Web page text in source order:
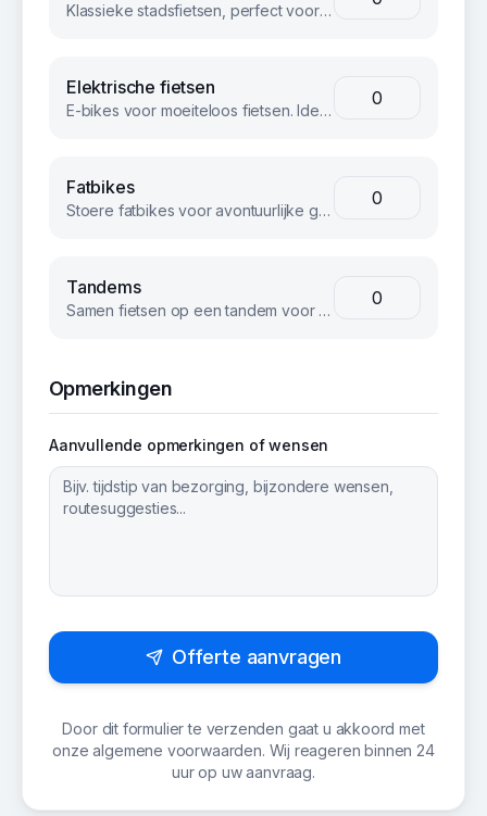
Klassieke stadsfietsen, perfect voor groepsuitjes en bedrijfsevents. Betrouwbaar en comfortabel voor iedereen.
Elektrische fietsen
E-bikes voor moeiteloos fietsen. Ideaal voor langere afstanden of heuvelachtig terrein.
Fatbikes
Stoere fatbikes voor avontuurlijke groepen. Geschikt voor strand, bos en terrein.
Tandems
Samen fietsen op een tandem voor een unieke teambuilding ervaring.
Opmerkingen
Aanvullende opmerkingen of wensen
Offerte aanvragen
Door dit formulier te verzenden gaat u akkoord met
onze algemene voorwaarden. Wij reageren binnen 24
uur op uw aanvraag.